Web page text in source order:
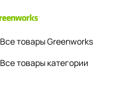
Все товары Greenworks
Все товары категории